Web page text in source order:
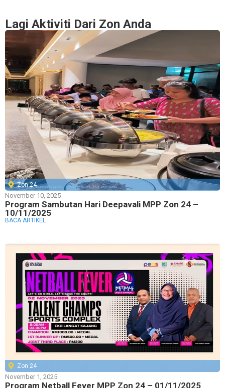
Lagi Aktiviti Dari Zon Anda
Zon 24
November 10, 2025
Program Sambutan Hari Deepavali MPP Zon 24 –
10/11/2025
BACA ARTIKEL
Zon 24
November 1, 2025
Program Netball Fever MPP Zon 24 – 01/11/2025